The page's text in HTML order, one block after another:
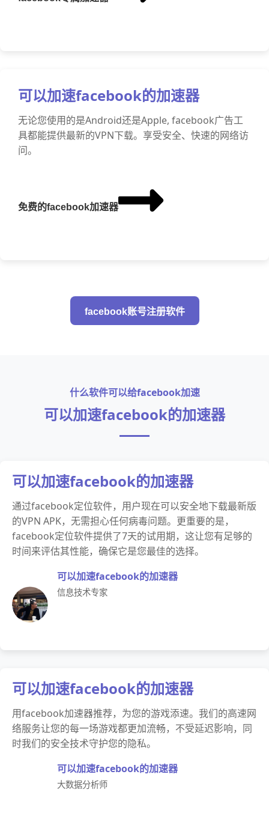
可以加速facebook的加速器
无论您使用的是Android还是Apple, facebook广告工
具都能提供最新的VPN下载。享受安全、快速的网络访
问。
免费的facebook加速器
facebook账号注册软件
什么软件可以给facebook加速
可以加速facebook的加速器
可以加速facebook的加速器
通过facebook定位软件，用户现在可以安全地下载最新版
的VPN APK，无需担心任何病毒问题。更重要的是，
facebook定位软件提供了7天的试用期，这让您有足够的
时间来评估其性能，确保它是您最佳的选择。
可以加速facebook的加速器
信息技术专家
可以加速facebook的加速器
用facebook加速器推荐，为您的游戏添速。我们的高速网
络服务让您的每一场游戏都更加流畅，不受延迟影响，同
时我们的安全技术守护您的隐私。
可以加速facebook的加速器
大数据分析师